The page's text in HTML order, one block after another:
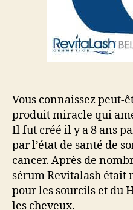
Vous connaissez peut-
produit miracle qui
Il fut créé il y a 8 ans
par l’état de santé de
cancer. Après de
sérum Revitalash était
pour les sourcils et du
les cheveux.